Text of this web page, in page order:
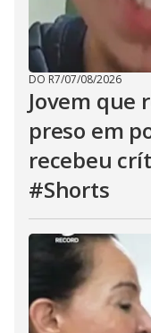
DO R7/07/08/2026
Jovem que
preso em
recebeu
#Shorts